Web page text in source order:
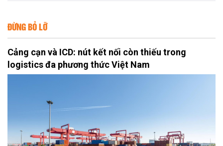
ĐỪNG BỎ LỠ
Cảng cạn và ICD: nút kết nối còn thiếu trong
logistics đa phương thức Việt Nam